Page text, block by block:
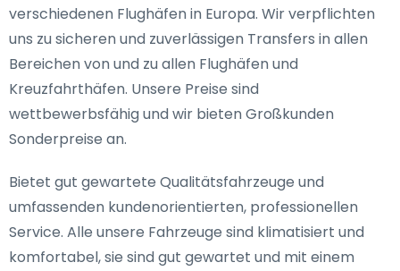
verschiedenen Flughäfen in Europa. Wir verpflichten
uns zu sicheren und zuverlässigen Transfers in allen
Bereichen von und zu allen Flughäfen und
Kreuzfahrthäfen. Unsere Preise sind
wettbewerbsfähig und wir bieten Großkunden
Sonderpreise an.
Bietet gut gewartete Qualitätsfahrzeuge und
umfassenden kundenorientierten, professionellen
Service. Alle unsere Fahrzeuge sind klimatisiert und
komfortabel, sie sind gut gewartet und mit einem